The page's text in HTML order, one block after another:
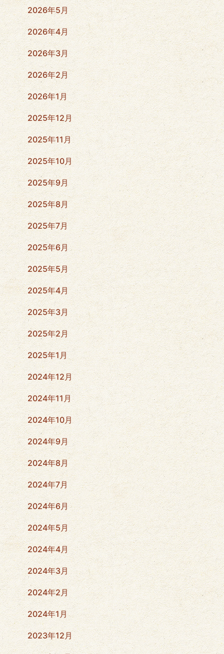
2026年5月
2026年4月
2026年3月
2026年2月
2026年1月
2025年12月
2025年11月
2025年10月
2025年9月
2025年8月
2025年7月
2025年6月
2025年5月
2025年4月
2025年3月
2025年2月
2025年1月
2024年12月
2024年11月
2024年10月
2024年9月
2024年8月
2024年7月
2024年6月
2024年5月
2024年4月
2024年3月
2024年2月
2024年1月
2023年12月